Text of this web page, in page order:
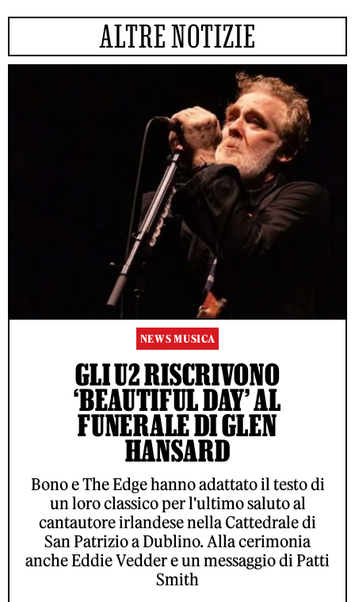
ALTRE NOTIZIE
NEWS MUSICA
GLI U2 RISCRIVONO
‘BEAUTIFUL DAY’ AL
FUNERALE DI GLEN
HANSARD
Bono e The Edge hanno adattato il testo di
un loro classico per l'ultimo saluto al
cantautore irlandese nella Cattedrale di
San Patrizio a Dublino. Alla cerimonia
anche Eddie Vedder e un messaggio di Patti
Smith